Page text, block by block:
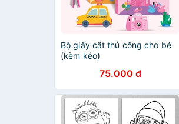
Bộ giấy cắt thủ công cho bé
(kèm kéo)
75.000 đ